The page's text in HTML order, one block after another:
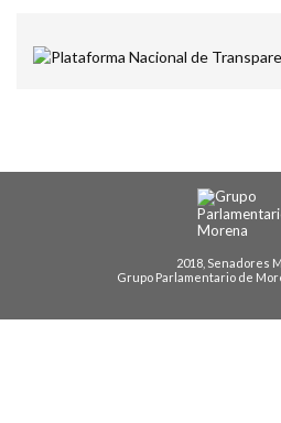
2018, Senadores
Grupo Parlamentario de